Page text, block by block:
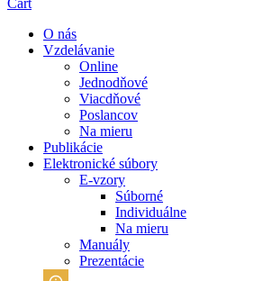
Cart
O nás
Vzdelávanie
Online
Jednodňové
Viacdňové
Poslancov
Na mieru
Publikácie
Elektronické súbory
E-vzory
Súborné
Individuálne
Na mieru
Manuály
Prezentácie